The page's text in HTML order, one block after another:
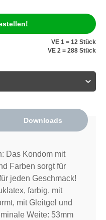
VE 1 = 12 Stück
VE 2 = 288 Stück
Downloads
Das Kondom mit
Farben sorgt für
jeden Geschmack!
farbig, mit
mit Gleitgel und
Weite: 53mm